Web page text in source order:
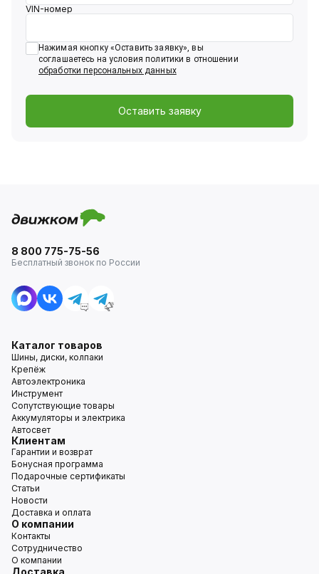
VIN-номер
Нажимая кнопку «Оставить заявку», вы
соглашаетесь на условия политики в отношении
обработки персональных данных
Оставить заявку
8 800 775-75-56
Бесплатный звонок по России
Каталог товаров
Шины, диски, колпаки
Крепёж
Автоэлектроника
Инструмент
Сопутствующие товары
Аккумуляторы и электрика
Автосвет
Клиентам
Гарантии и возврат
Бонусная программа
Подарочные сертификаты
Статьи
Новости
Доставка и оплата
О компании
Контакты
Сотрудничество
О компании
Доставка